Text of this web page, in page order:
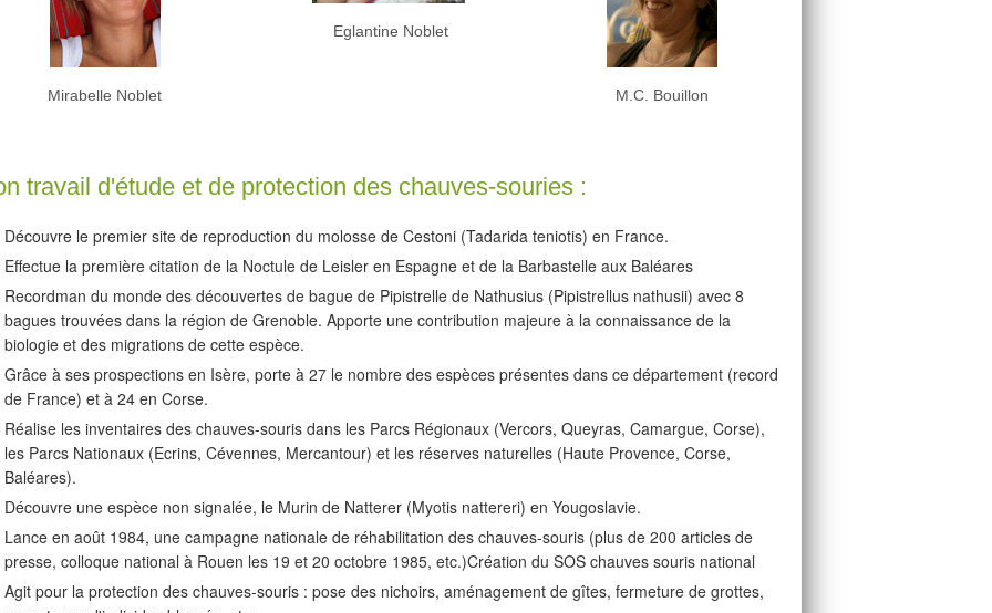
Mirabelle Noblet
Eglantine Noblet
M.C. Bouillon
travail d'étude et de protection des chauves-souries :
Découvre le premier site de reproduction du molosse de Cestoni (Tadarida teniotis) en France.
Effectue la première citation de la Noctule de Leisler en Espagne et de la Barbastelle aux Baléares
Recordman du monde des découvertes de bague de Pipistrelle de Nathusius (Pipistrellus nathusii) avec 8
bagues trouvées dans la région de Grenoble. Apporte une contribution majeure à la connaissance de la
biologie et des migrations de cette espèce.
Grâce à ses prospections en Isère, porte à 27 le nombre des espèces présentes dans ce département (record
de France) et à 24 en Corse.
Réalise les inventaires des chauves-souris dans les Parcs Régionaux (Vercors, Queyras, Camargue, Corse),
les Parcs Nationaux (Ecrins, Cévennes, Mercantour) et les réserves naturelles (Haute Provence, Corse,
Baléares).
Découvre une espèce non signalée, le Murin de Natterer (Myotis nattereri) en Yougoslavie.
Lance en août 1984, une campagne nationale de réhabilitation des chauves-souris (plus de 200 articles de
presse, colloque national à Rouen les 19 et 20 octobre 1985, etc.)Création du SOS chauves souris national
Agit pour la protection des chauves-souris : pose des nichoirs, aménagement de gîtes, fermeture de grottes,